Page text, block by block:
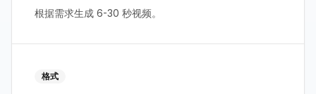
根据需求生成 6-30 秒视频。
格式